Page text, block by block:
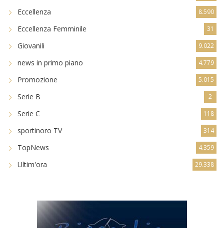
Eccellenza 8.590
Eccellenza Femminile 31
Giovanili 9.022
news in primo piano 4.779
Promozione 5.015
Serie B 2
Serie C 118
sportinoro TV 314
TopNews 4.359
Ultim'ora 29.338